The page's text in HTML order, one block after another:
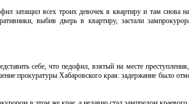
затащил всех троих девочек в квартиру и там снова
выбив дверь в квартиру, застали
себе, что педофил, взятый на месте
прокуратуры Хабаровского края: задержание было